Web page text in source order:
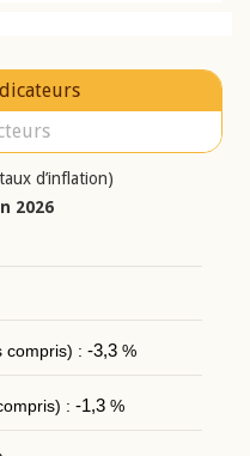
d’inflation)
2026
compris) : -3,3%
: -1,3%